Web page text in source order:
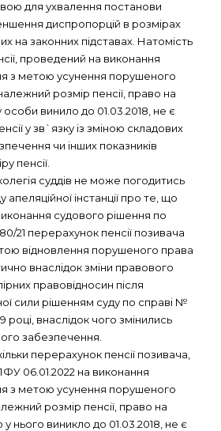
для ухвалення постанови
диспропорцій в розмірах
на законних підставах. Натомість
проведений на виконання
з метою усунення порушеного
розмір пенсії, право на
особи винило до 01.03.2018, не є
у зв`язку із зміною складових
чи інших показників
пенсії.
суддів не може погодитись
апеляційної інстанції про те, що
судового рішення по
21 перерахунок пенсії позивача
відновлення порушеного права
внаслідок зміни правового
правовідносин після
сили рішенням суду по справі №
році, внаслідок чого змінились
забезпечення.
перерахунок пенсії позивача,
06.01.2022 на виконання
з метою усунення порушеного
розмір пенсії, право на
нього виникло до 01.03.2018, не є